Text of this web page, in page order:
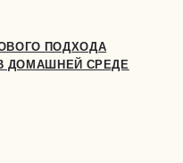
ПОДХОДА
ДОМАШНЕЙ СРЕДЕ